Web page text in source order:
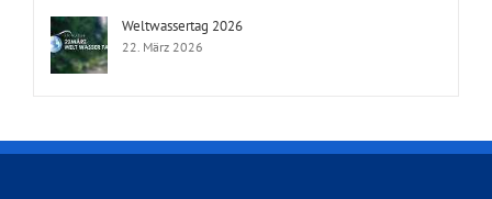
Weltwassertag 2026
22. März 2026